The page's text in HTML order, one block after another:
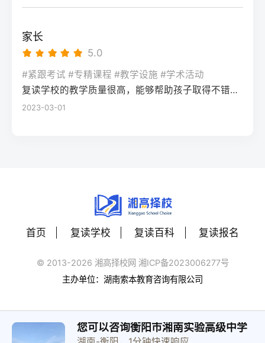
科吗？A：不需要，湖南省教育考试院规定，
2026年复读生可沿用2025年的“3+1+2”选科
组合，无需重新参加合格性考试，只需直接
报名高考即可。Q：湖南专升本的难度大吗？
A：2026年湖南专升本仍采用“院校自主命题
提分数据透明学费较高（一年约6-12万），
础薄弱、目标本科的复读生本地普通高中插
班+校外美术培训学费较低，文化课衔接更顺
畅美术教学缺乏联考针对性，文化与专业学
习易脱节有一定美术基础、文化成绩较好的
复读生四、常见问题解答Q：湖南美术联考对
配评分标准。Q：零基础复读学美术，文化成
绩会落下吗？A：选择长沙专业美术高复机构
的一体化教学模式，可实现专业与文化的平
读生文化平均分较入学时提升42分，只要合
理分配时间，不会出现文化成绩大幅下滑的
上涨吗？A：结合2023-2025年数据，湖南美
术类本科控制线波动幅度在10分以内，零基
60-80分需提前锁定优质机构名额，避免满员
9-10月（中启动）志愿滑档、入学后退学考
快速衔接已完成的一轮复习内容11月-次年1月
（晚启动）基础扎实、仅需针对性提分考生
一对一精准辅导+自主刷题20-40分需依托湖
留（往届生以社会考生身份报名），即可正
常参与报名，晚启动复读完全不影响报名资
格，具体可咨询湖南省教育考试院官网。Q：
晚启动复读，湖南新高考选科需要调整吗？
A：若原选科组合已适应且有提分空间，不建
议调整；若原选科赋分劣势明显，可在报名
Q：现在复读还能参加湖南的高校专项计划
吗？A：不能。湖南省高校专项计划仅面向应
史的中国近现代史脉络），再针对选考科目
整适配湖南高考150分钟的答题节奏。第三
步：对接湖南本地备考资源：可参考湘高择
校网2025届湖南高考二模后提分数据，借助
长沙本地高中的专题复习资料，或参与针对
湖南新高考的专项刷题训练，重点攻克湖南
考场节奏和答题卡填涂规范。三、湖南高考
二模后两种提分策略对比提分策略适用人群
优势劣势湖南本地适配性自主复盘+学校跟进
成本低容易忽略湖南高考专属考点
★★★☆☆（需自行补充本地资料）本地高
针对湖南新高考考点精准提分，有往届二模
后提分数据支撑成本较高，需筛选正规机构
家长
5.0
#紧跟考试 #专精课程 #教学设施 #学术活动
复读学校的教学质量很高，能够帮助孩子取得不错的成绩，同时学习氛围也很好，孩子能够在舒适的环境中学习。我会向其他家长推荐这所学校。
2023-03-01
首页 复读学校 复读百科 复读报名
© 2013-2026 湘高择校网 湘ICP备2023006277号
主办单位：湖南索本教育咨询有限公司
您可以咨询衡阳市湘南实验高级中学